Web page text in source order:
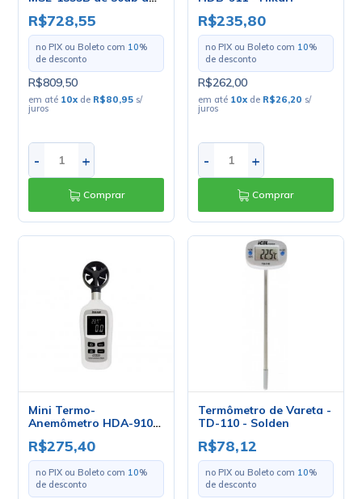
130db - Minipa
R$728,55
no PIX ou Boleto com 10%
de desconto
R$809,50
em até 10x de R$80,95 s/
juros
- +
Comprar
R$235,80
no PIX ou Boleto com 10%
de desconto
R$262,00
em até 10x de R$26,20 s/
juros
- +
Comprar
Mini Termo-
Anemômetro HDA-910 -
Hikari
R$275,40
no PIX ou Boleto com 10%
de desconto
Termômetro de Vareta -
TD-110 - Solden
R$78,12
no PIX ou Boleto com 10%
de desconto